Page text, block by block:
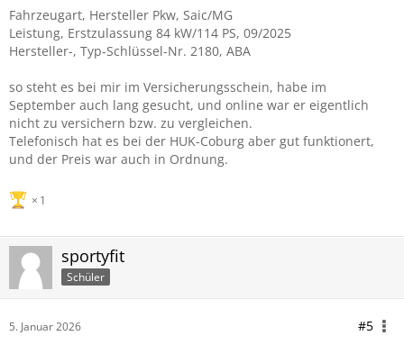
Fahrzeugart, Hersteller Pkw, Saic/MG
Leistung, Erstzulassung 84 kW/114 PS, 09/2025
Hersteller-, Typ-Schlüssel-Nr. 2180, ABA
so steht es bei mir im Versicherungsschein, habe im
September auch lang gesucht, und online war er eigentlich
nicht zu versichern bzw. zu vergleichen.
Telefonisch hat es bei der HUK-Coburg aber gut funktionert,
und der Preis war auch in Ordnung.
1
sportyfit
Schüler
5. Januar 2026 #5